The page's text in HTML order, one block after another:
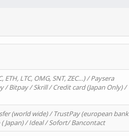
ETH, LTC, OMG, SNT, ZEC…) / Paysera
/ Bitpay / Skrill / Credit card (Japan Only) /
(world wide) / TrustPay (european bank
Japan) / Ideal / Sofort/ Bancontact